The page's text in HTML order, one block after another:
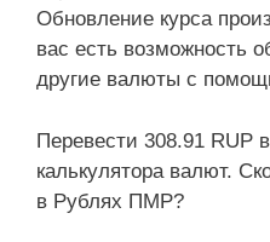
Обновление курса
вас есть возможность
другие валюты с
Перевести 308.91 RUP
калькулятора валют.
в Рублях ПМР?